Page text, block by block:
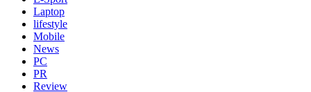
Laptop
lifestyle
Mobile
News
PC
PR
Review